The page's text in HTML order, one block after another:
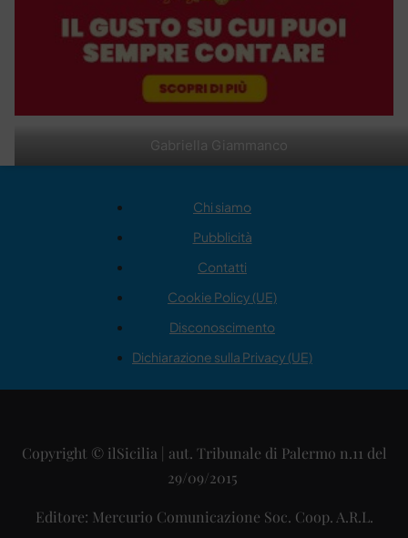
Gabriella Giammanco
Chi siamo
Pubblicità
Contatti
Cookie Policy (UE)
Disconoscimento
Dichiarazione sulla Privacy (UE)
Copyright © ilSicilia | aut. Tribunale di Palermo n.11 del
29/09/2015
Editore: Mercurio Comunicazione Soc. Coop. A.R.L.